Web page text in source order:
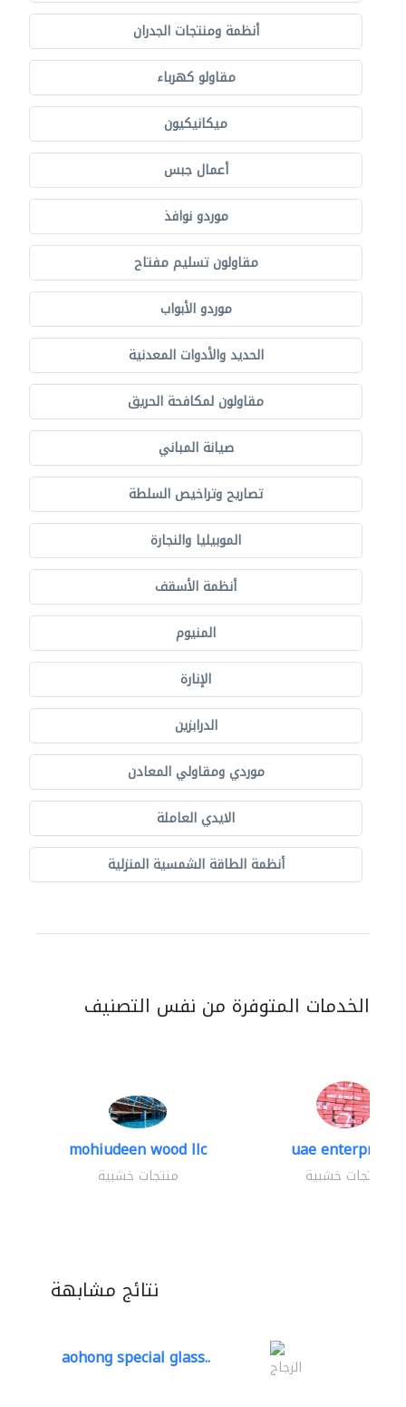
أنظمة ومنتجات الجدران
مقاولو كهرباء
ميكانيكيون
أعمال جبس
موردو نوافذ
مقاولون تسليم مفتاح
موردو الأبواب
الحديد والأدوات المعدنية
مقاولون لمكافحة الحريق
صيانة المباني
تصاريح وتراخيص السلطة
الموبيليا والنجارة
أنظمة الأسقف
المنيوم
الإنارة
الدرابزين
موردي ومقاولي المعادن
الايدي العاملة
أنظمة الطاقة الشمسية المنزلية
الخدمات المتوفرة من نفس التصنيف
mohiudeen wood llc
منتجات خشبية
uae enterprises
منتجات خشبية
نتائج مشابهة
aohong special glass.. الزجاج